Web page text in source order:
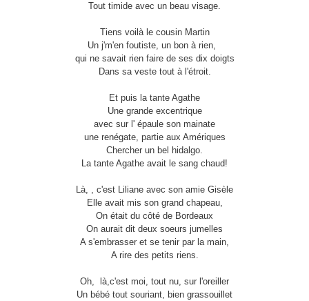
Tout timide avec un beau visage.
Tiens voilà le cousin Martin
Un j'm'en foutiste, un bon à rien,
qui ne savait rien faire de ses dix doigts
Dans sa veste tout à l'étroit.
Et puis la tante Agathe
Une grande excentrique
avec sur l' épaule son mainate
une renégate, partie aux Amériques
Chercher un bel hidalgo.
La tante Agathe avait le sang chaud!
Là, , c'est Liliane avec son amie Gisèle
Elle avait mis son grand chapeau,
On était du côté de Bordeaux
On aurait dit deux soeurs jumelles
A s'embrasser et se tenir par la main,
A rire des petits riens.
Oh, là,c'est moi, tout nu, sur l'oreiller
Un bébé tout souriant, bien grassouillet